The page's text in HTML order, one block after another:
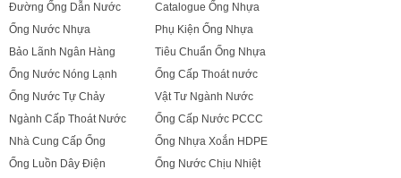
Đường Ống Dẫn Nước
Catalogue Ống Nhựa
Ống Nước Nhựa
Phụ Kiện Ống Nhựa
Bảo Lãnh Ngân Hàng
Tiêu Chuẩn Ống Nhựa
Ống Nước Nóng Lạnh
Ống Cấp Thoát nước
Ống Nước Tự Chảy
Vật Tư Ngành Nước
Ngành Cấp Thoát Nước
Ống Cấp Nước PCCC
Nhà Cung Cấp Ống
Ống Nhựa Xoắn HDPE
Ống Luồn Dây Điện
Ống Nước Chịu Nhiệt